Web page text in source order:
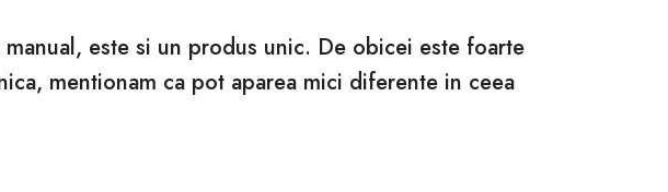
este si un produs unic. De obicei este foarte
mentionam ca pot aparea mici diferente in ceea